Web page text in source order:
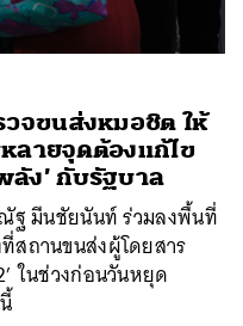
จขนส่งหมอชิต ให้
ลายจุดต้องแก้ไข
ลัง’ กับรัฐบาล
ฐ มีนชัยนันท์ ร่วมลงพื้นที่
สถานขนส่งผู้โดยสาร
ในช่วงก่อนวันหยุด